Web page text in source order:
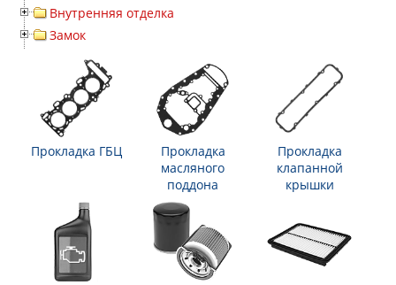
Внутренняя отделка
Замок
Прокладка ГБЦ
Прокладка
масляного
поддона
Прокладка
клапанной
крышки